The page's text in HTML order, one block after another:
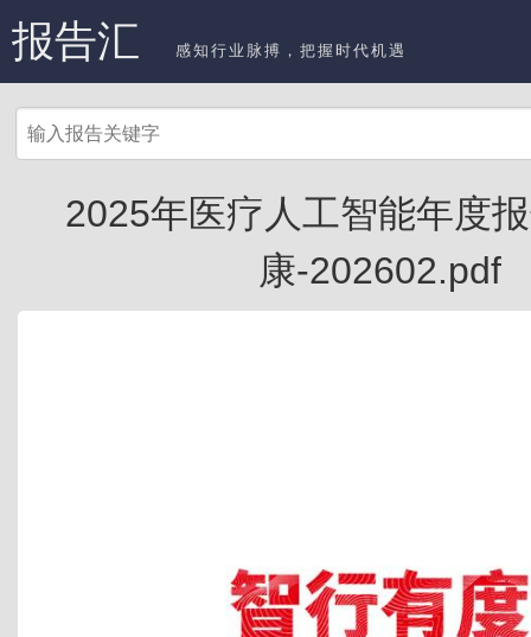
报告汇 感知行业脉搏，把握时代机遇
2025年医疗人工智能年度
康-202602.pdf